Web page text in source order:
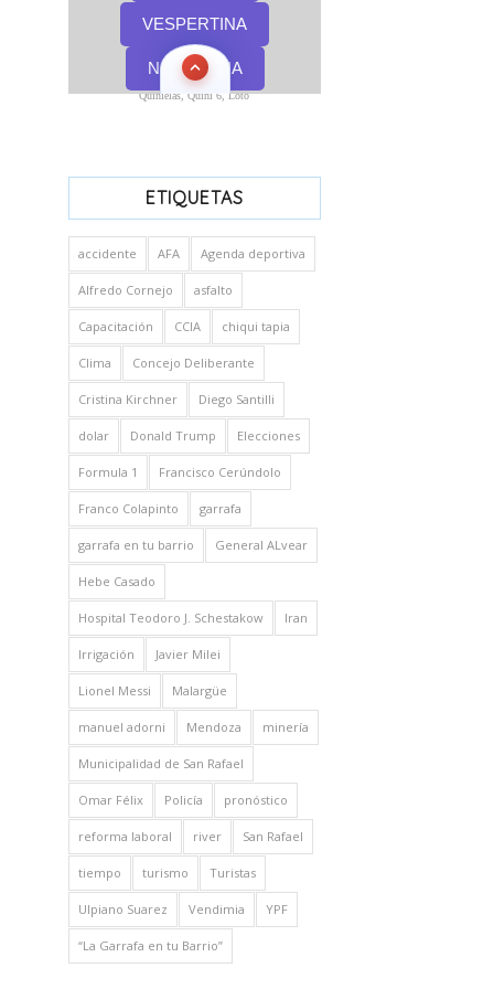
Quinielas, Quini 6, Loto
ETIQUETAS
accidente AFA Agenda deportiva
Alfredo Cornejo asfalto
Capacitación CCIA chiqui tapia
Clima Concejo Deliberante
Cristina Kirchner Diego Santilli
dolar Donald Trump Elecciones
Formula 1 Francisco Cerúndolo
Franco Colapinto garrafa
garrafa en tu barrio General ALvear
Hebe Casado
Hospital Teodoro J. Schestakow Iran
Irrigación Javier Milei
Lionel Messi Malargüe
manuel adorni Mendoza minería
Municipalidad de San Rafael
Omar Félix Policía pronóstico
reforma laboral river San Rafael
tiempo turismo Turistas
Ulpiano Suarez Vendimia YPF
“La Garrafa en tu Barrio”